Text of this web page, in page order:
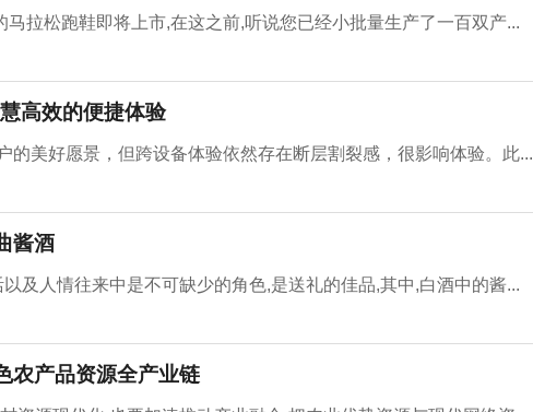
拉松跑鞋即将上市,在这之前,听说您已经小批量生产了一百双产...
高效的便捷体验
的美好愿景，但跨设备体验依然存在断层割裂感，很影响体验。此...
酱酒
及人情往来中是不可缺少的角色,是送礼的佳品,其中,白酒中的酱...
农产品资源全产业链